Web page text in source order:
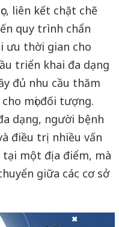
liên kết chặt chẽ
quy trình chẩn
ưu thời gian cho
triển khai đa dạng
đủ nhu cầu thăm
mọi đối tượng.
dạng, người bệnh
điều trị nhiều vấn
tại một địa điểm, mà
giữa các cơ sở